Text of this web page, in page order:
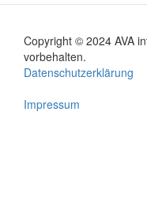
Copyright © 2024 AVA
vorbehalten.
Footer
menu
Datenschutzerklärung
Impressum